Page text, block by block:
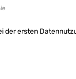
der ersten